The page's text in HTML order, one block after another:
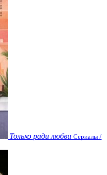
Только ради любви Сериалы /